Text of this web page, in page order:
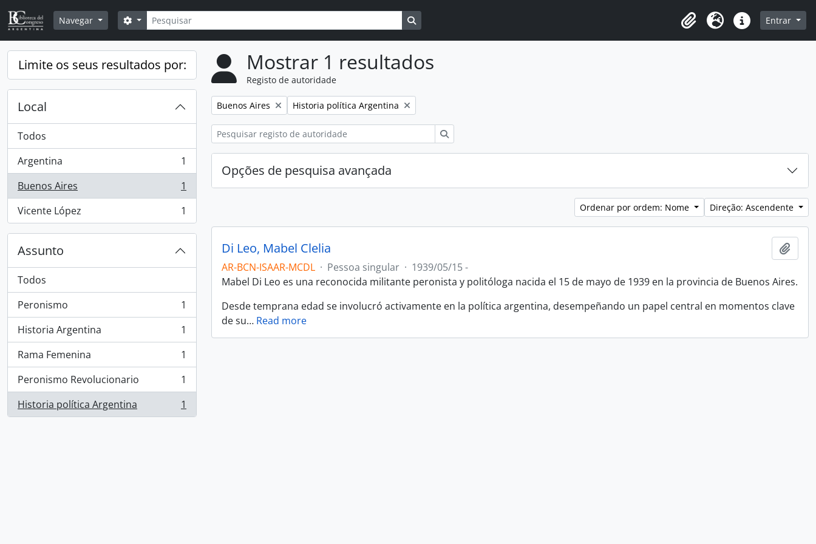
Skip to main content
Navegar
Pesquisar
Opções de busca
Área de transferência
Idioma Ligações rápidas
Entrar
Limite os seus resultados por:
Local
Todos
Argentina
, 1 resultados
1
Buenos Aires
, 1 resultados
1
Vicente López
, 1 resultados 1
Assunto
Todos
Peronismo
, 1 resultados
1
Historia Argentina
, 1 resultados
1
Rama Femenina
, 1 resultados
1
Peronismo Revolucionario
, 1 resultados
1
Historia política Argentina
, 1 resultados 1
Mostrar 1 resultados
Registo de autoridade
Remover filtro:
Buenos Aires Remover filtro:
Historia política Argentina
Opções de pesquisa avançada
Ordenar por ordem: Nome Direção: Ascendente
Di Leo, Mabel Clelia
AR-BCN-ISAAR-MCDL · Pessoa singular · 1939/05/15 -
Mabel Di Leo es una reconocida militante peronista y politóloga nacida el 15 de mayo de 1939 en la provincia de Buenos Aires.
Desde temprana edad se involucró activamente en la política argentina, desempeñando un papel central en momentos clave
de su… Read more